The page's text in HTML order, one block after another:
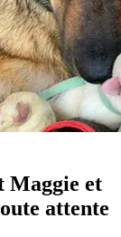
Maggie et
attente